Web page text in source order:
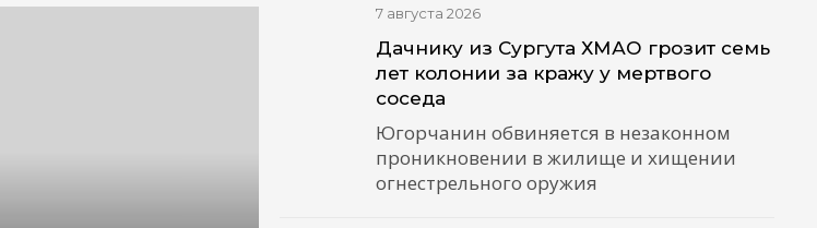
7 августа 2026
Дачнику из Сургута ХМАО грозит семь
лет колонии за кражу у мертвого
соседа
Югорчанин обвиняется в незаконном
проникновении в жилище и хищении
огнестрельного оружия